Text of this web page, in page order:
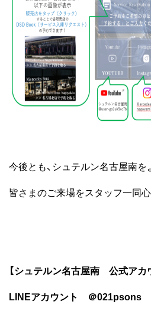
今後とも、シュテルン名古屋南を
皆さまのご来場をスタッフ一同
【シュテルン名古屋南 公式アカ
LINEアカウント ＠021psons